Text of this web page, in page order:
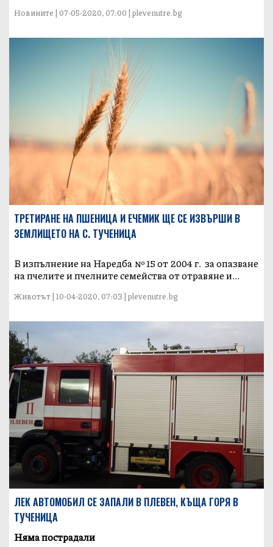
Новините | 07-05-2020, 07:00 | plevenutre.bg
ТРЕТИРАНЕ НА ПШЕНИЦА И ЕЧЕМИК ЩЕ СЕ ИЗВЪРШИ В
ЗЕМЛИЩЕТО НА С. ТУЧЕНИЦА
В изпълнение на Наредба № 15 от 2004 г. за опазване
на пчелите и пчелните семейства от отравяне и...
Животът | 10-04-2020, 07:03 | plevenutre.bg
ЛЕК АВТОМОБИЛ СЕ ЗАПАЛИ В ПЛЕВЕН, КЪЩА ГОРЯ В
ТУЧЕНИЦА
Няма пострадали